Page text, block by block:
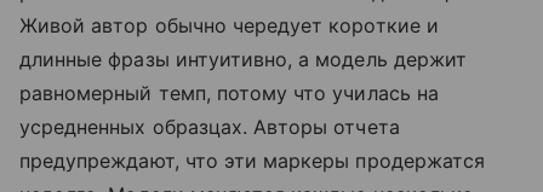
Живой автор обычно чередует короткие и
длинные фразы интуитивно, а модель держит
равномерный темп, потому что училась на
усредненных образцах. Авторы отчета
предупреждают, что эти маркеры продержатся